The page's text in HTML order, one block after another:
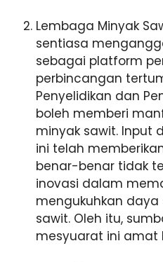
Lembaga Minyak
sentiasa
sebagai platform
perbincangan
Penyelidikan dan
boleh memberi
minyak sawit. Input
ini telah
benar-benar tidak
inovasi dalam
mengukuhkan
sawit. Oleh itu,
mesyuarat ini amat